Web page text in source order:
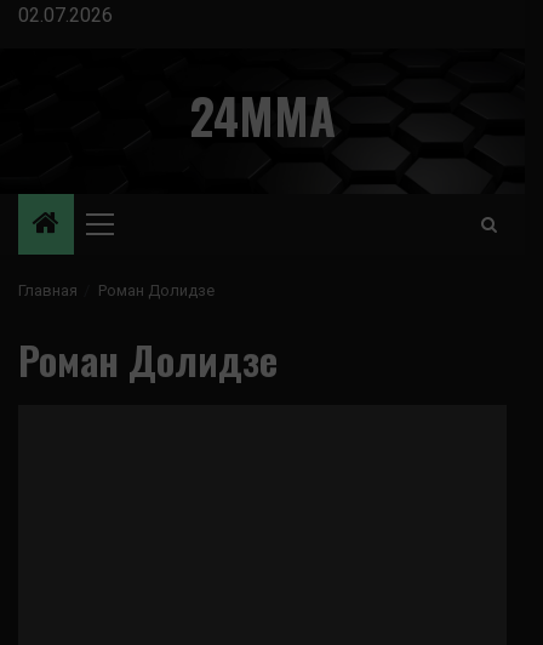
Перейти
02.07.2026
24MMA
Основное
Главная Роман Долидзе
Роман Долидзе